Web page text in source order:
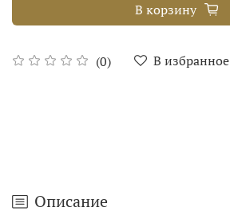
(0) В избранное
В корзину
Описание